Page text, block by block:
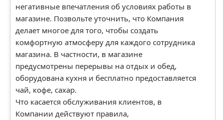
негативные впечатления об условиях работы в
магазине. Позвольте уточнить, что Компания
делает многое для того, чтобы создать
комфортную атмосферу для каждого сотрудника
магазина. В частности, в магазине
предусмотрены перерывы на отдых и обед,
оборудована кухня и бесплатно предоставляется
чай, кофе, сахар.
Что касается обслуживания клиентов, в
Компании действуют правила,